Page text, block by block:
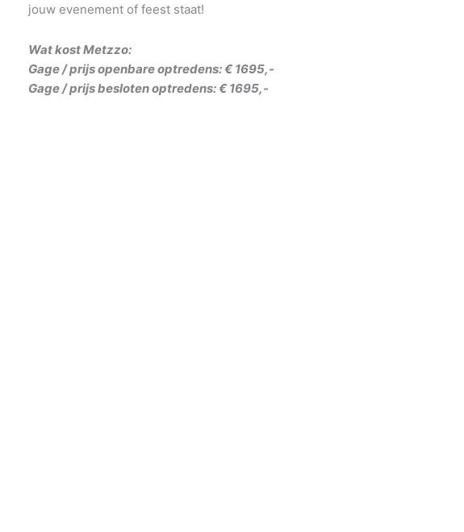
jouw evenement of feest staat!
Wat kost Metzzo:
Gage / prijs openbare optredens: € 1695,-
Gage / prijs besloten optredens: € 1695,-